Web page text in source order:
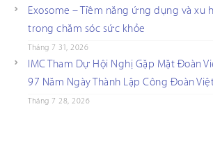
Exosome – Tiềm năng ứng dụng và
trong chăm sóc sức khỏe
Tháng 7 31, 2026
IMC Tham Dự Hội Nghị Gặp Mặt Đoàn
97 Năm Ngày Thành Lập Công Đoàn
Tháng 7 28, 2026